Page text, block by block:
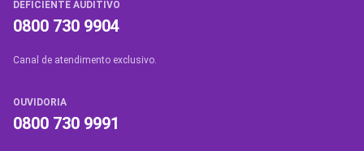
DEFICIENTE AUDITIVO
0800 730 9904
Canal de atendimento exclusivo.
OUVIDORIA
0800 730 9991